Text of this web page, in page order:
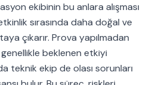
ekibinin bu anlara alışması
sırasında daha doğal ve
çıkarır. Prova yapılmadan
beklenen etkiyi
teknik ekip de olası sorunları